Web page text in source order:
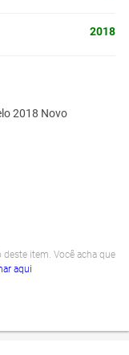
2018
2018 Novo
item. Você acha que
aqui